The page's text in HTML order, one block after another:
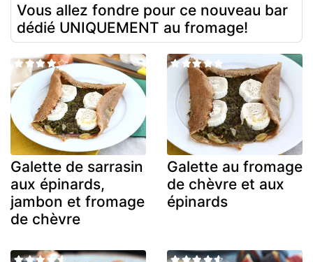
Vous allez fondre pour ce nouveau bar
dédié UNIQUEMENT au fromage!
Galette de sarrasin
aux épinards,
jambon et fromage
de chèvre
Galette au fromage
de chèvre et aux
épinards